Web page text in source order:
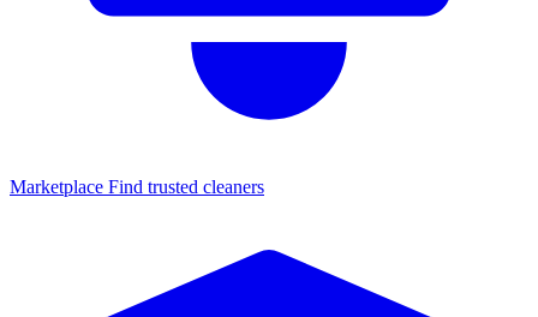
Marketplace Find trusted cleaners